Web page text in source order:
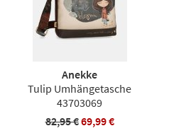
Anekke
Tulip Umhängetasche
43703069
82,95 €69,99 €